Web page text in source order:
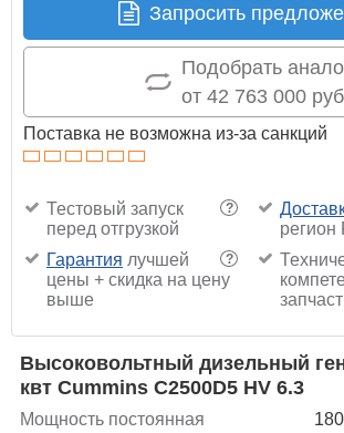
Запросить
Подобрать
от 42 763 000
Поставка не возможна из-за санкций
?
Тестовый запуск
перед отгрузкой
регион
?
Гарантия лучшей
цены + скидка на цену
выше
Высоковольтный дизельный
квт Cummins C2500D5 HV 6.3
Мощность постоянная